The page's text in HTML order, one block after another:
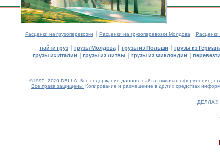
Расценки на грузоперевозки | Расценки на грузоперевозки Молдова | Расценки
найти груз| грузы Молдова| грузы из Польши | грузы из
грузы из Италии | грузы из Литвы | грузы из Финляндии |
©1995–2026 DELLA. Все содержание данного сайта, включая оформление,
Все права защищены. Копирование и размещение в других средствах